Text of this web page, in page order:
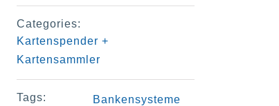
Categories:
Kartenspender +
Kartensammler
Tags:
Bankensysteme